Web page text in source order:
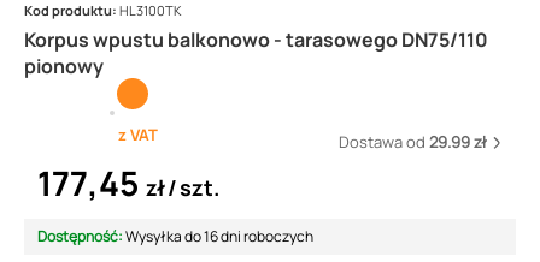
Korpus wpustu balkonowo - tarasowego DN75/110
pionowy
Kod produktu: HL3100TK
z VAT Dostawa od 29.99 zł
177,45 zł szt.
Dostępność:Wysyłka do 16 dni roboczych